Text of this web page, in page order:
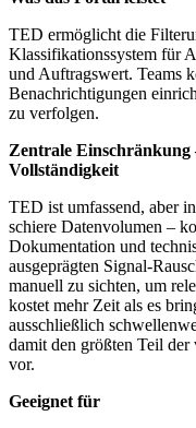
TED ermöglicht die
Klassifikationssystem für
und Auftragswert. Teams
Benachrichtigungen
zu verfolgen.
Zentrale Einschränkung
Vollständigkeit
TED ist umfassend, aber
schiere Datenvolumen –
Dokumentation und
ausgeprägten Signal-
manuell zu sichten, um
kostet mehr Zeit als es
ausschließlich
damit den größten Teil
vor.
Geeignet für